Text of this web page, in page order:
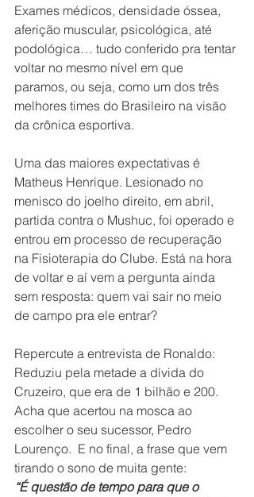
Exames médicos, densidade óssea,
aferição muscular, psicológica, até
podológica… tudo conferido pra tentar
voltar no mesmo nível em que
paramos, ou seja, como um dos três
melhores times do Brasileiro na visão
da crônica esportiva.
Uma das maiores expectativas é
Matheus Henrique. Lesionado no
menisco do joelho direito, em abril,
partida contra o Mushuc, foi operado e
entrou em processo de recuperação
na Fisioterapia do Clube. Está na hora
de voltar e aí vem a pergunta ainda
sem resposta: quem vai sair no meio
de campo pra ele entrar?
Repercute a entrevista de Ronaldo:
Reduziu pela metade a dívida do
Cruzeiro, que era de 1 bilhão e 200.
Acha que acertou na mosca ao
escolher o seu sucessor, Pedro
Lourenço.  E no final, a frase que vem
tirando o sono de muita gente:
“É questão de tempo para que o